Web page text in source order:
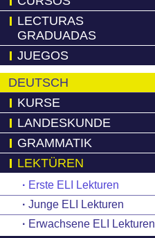
LECTURAS
GRADUADAS
JUEGOS
DEUTSCH
KURSE
LANDESKUNDE
GRAMMATIK
LEKTÜREN
· Erste ELI Lekturen
· Junge ELI Lekturen
· Erwachsene ELI Lekturen